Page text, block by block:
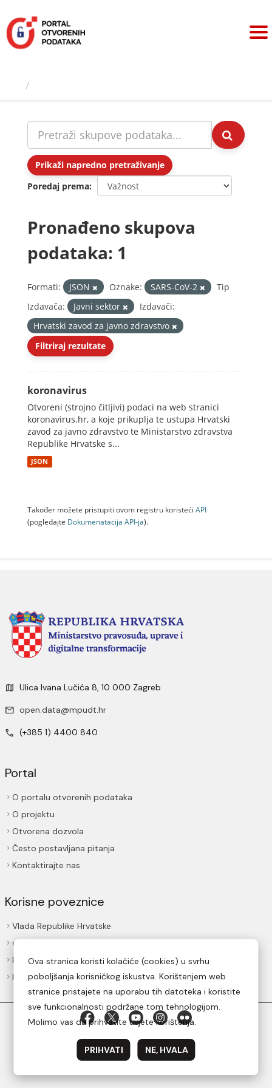
sadržaj
Prikaži napredno pretraživanje
Poredaj prema
Pronađeno skupova
podataka: 1
Formati: JSON Oznake: SARS-CoV-2
Tip
Izdavača:
Javni sektor
Izdavači:
Hrvatski zavod za javno zdravstvo
Filtriraj rezultate
koronavirus
Otvoreni (strojno čitljivi) podaci na web stranici
koronavirus.hr, a koje prikuplja te ustupa Hrvatski
zavod za javno zdravstvo te Ministarstvo zdravstva
Republike Hrvatske s...
JSON
Također možete pristupiti ovom registru koristeći API
(pogledajte Dokumenаtаcijа API-jа).